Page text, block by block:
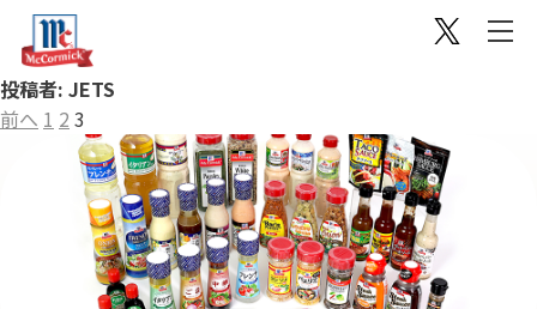
投稿者: JETS
投
前へ 1 2 3